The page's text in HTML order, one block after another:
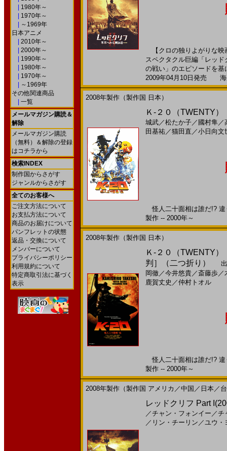
1980年～
1970年～
～1969年
日本アニメ
2010年～
2000年～
1990年～
1980年～
1970年～
～1969年
その他関連商品
一覧
メールマガジン購読＆
解除
メールマガジン購読
（無料）＆解除の登録
はコチラから
検索INDEX
制作国からさがす
ジャンルからさがす
全てのお客様へ
ご注文方法について
お支払方法について
商品のお届けについて
パンフレットの状態
返品・交換について
メンバーについて
プライバシーポリシー
利用規約について
特定商取引法に基づく
表示
【クロの独りよがりな映
スペクタクル巨編「レッ
の戦い」のエピソードを
2009年04月10日発売 海
2008年製作（製作国 日本）
Ｋ-２０（TWENTY
城武／松たか子／ 國村隼／
田基祐／猫田直 ／小日向文
怪人二十面相は誰だ!?
製作 -- 2000年～
2008年製作（製作国 日本）
Ｋ-２０（TWENTY
判］（二つ折り）
出
岡徹 ／今井悠貴／ 斎藤歩／
鹿賀丈史 ／仲村トオル
怪人二十面相は誰だ!?
製作 -- 2000年～
2008年製作（製作国 アメリカ／中国／日本／
レッドクリフ Part
／チャン・フォンイー ／チ
／ リン・チーリン ／ユウ・